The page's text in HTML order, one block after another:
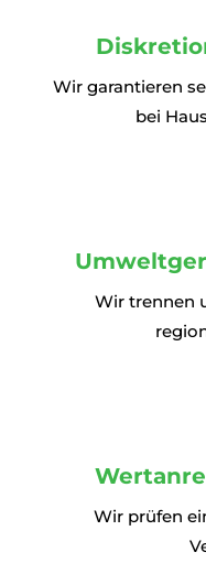
Wir garantieren
bei
Wir trennen
Wir prüfen